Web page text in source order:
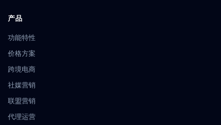
产品
功能特性
价格方案
跨境电商
社媒营销
联盟营销
代理运营